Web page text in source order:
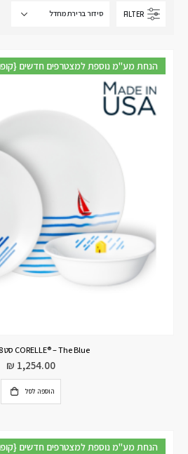
FILTER
{BF17 קופון} הנחת מע"מ נוספת למצטרפים חדשים
CORELLE® – The Blue סט 18 חלקים
₪ 1,254.00
הוספה לסל
{BF17 קופון} הנחת מע"מ נוספת למצטרפים חדשים